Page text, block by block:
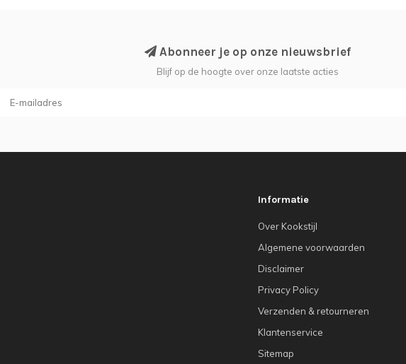
Abonneer je op onze nieuwsbrief
Blijf op de hoogte over onze laatste acties
Informatie
Over Kookstijl
Algemene voorwaarden
Disclaimer
Privacy Policy
Verzenden & retourneren
Klantenservice
Sitemap